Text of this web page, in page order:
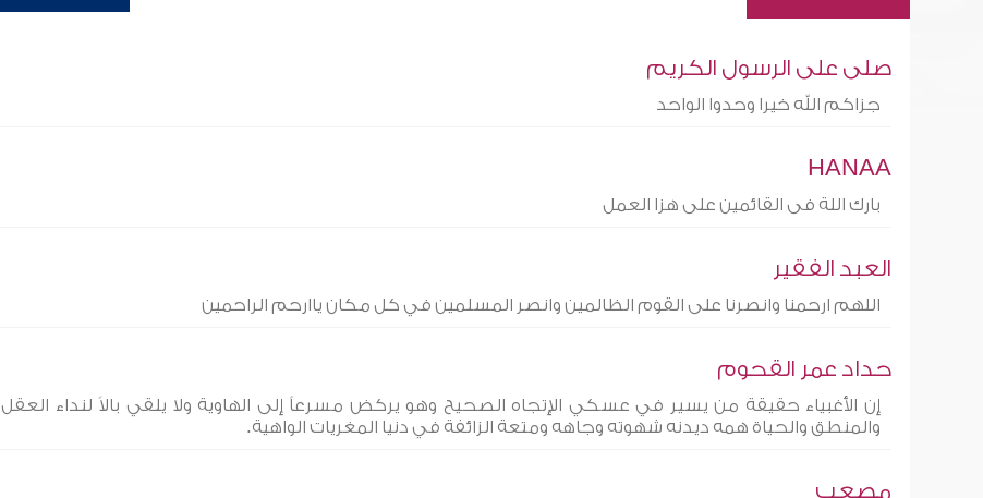
صلى على الرسول الكريم
جزاكم الله خيرا وحدوا الواحد
HANAA
بارك اللة فى القائمين على هزا العمل
العبد الفقير
اللهم ارحمنا وانصرنا على القوم الظالمين وانصر المسلمين في كل مكان ياارحم الراحمين
حداد عمر القحوم
إن الأغبياء حقيقة من يسير في عسكي الإتجاه الصحيح وهو يركض مسرعاً إلى الهاوية ولا يلقي بالاً لنداء العقل
والمنطق والحياة همه ديدنه شهوته وجاهه ومتعة الزائفة في دنيا المغريات الواهية.
مصعب